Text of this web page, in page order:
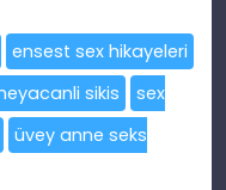
ensest sex hikayeleri
sikis
sex
üvey anne seks